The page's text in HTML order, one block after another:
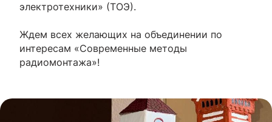
электротехники» (ТОЭ).
Ждем всех желающих на объединении по
интересам «Современные методы
радиомонтажа»!